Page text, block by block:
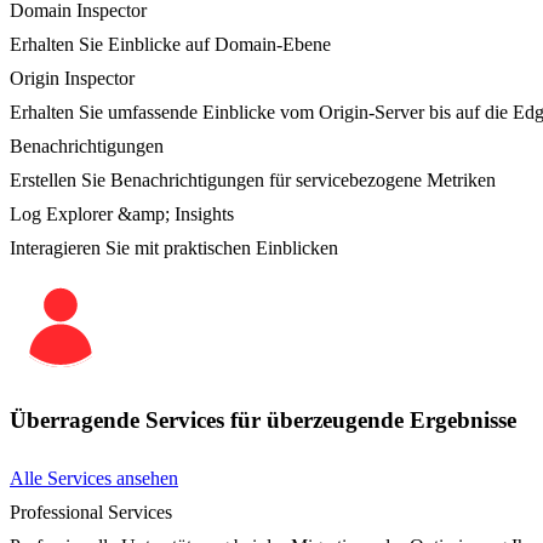
Domain Inspector
Erhalten Sie Einblicke auf Domain-Ebene
Origin Inspector
Erhalten Sie umfassende Einblicke vom Origin-Server bis auf die
Benachrichtigungen
Erstellen Sie Benachrichtigungen für servicebezogene Metriken
Log Explorer &amp; Insights
Interagieren Sie mit praktischen Einblicken
Überragende Services für überzeugende Ergebnisse
Alle Services ansehen
Professional Services